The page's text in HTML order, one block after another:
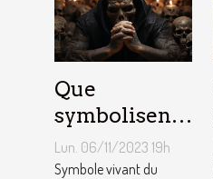
Que
symbolisent
les Tatouages
Têtes de
Lun. 06/11/2023 19h
Symbole vivant du